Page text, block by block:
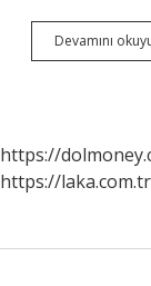
Devamını
https://
https://laka.com.tr